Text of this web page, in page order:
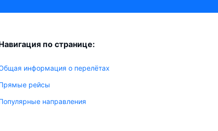
по странице:
информация о перелётах
рейсы
направления